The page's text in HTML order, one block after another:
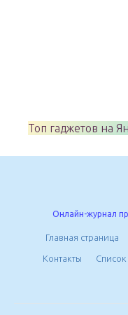
Топ гаджетов на
Онлайн-журнал
Главная страница
Контакты